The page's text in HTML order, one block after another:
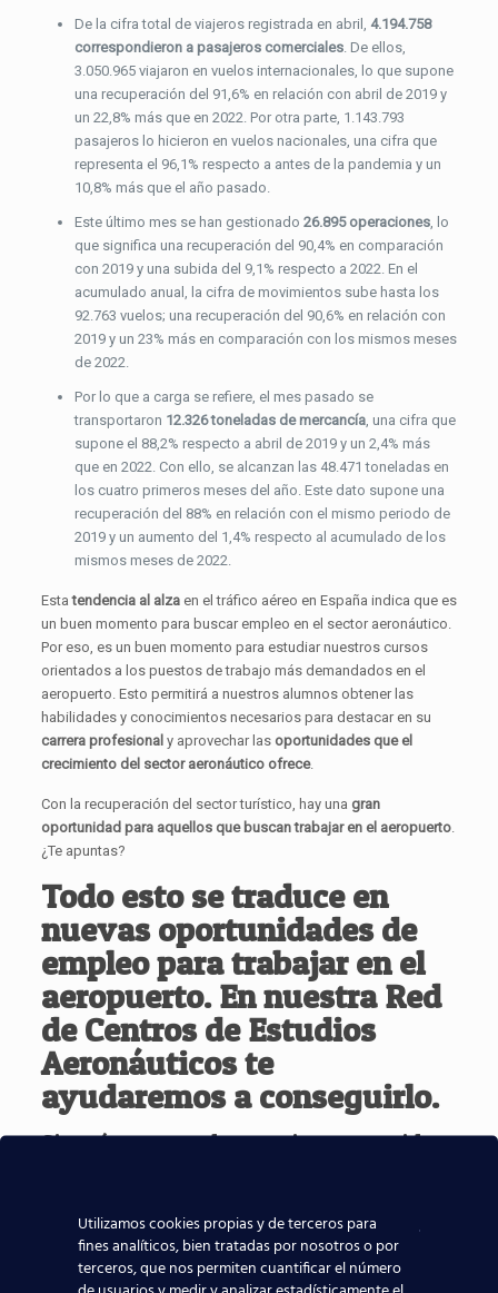
De la cifra total de viajeros registrada en abril, 4.194.758
correspondieron a pasajeros comerciales. De ellos,
3.050.965 viajaron en vuelos internacionales, lo que supone
una recuperación del 91,6% en relación con abril de 2019 y
un 22,8% más que en 2022. Por otra parte, 1.143.793
pasajeros lo hicieron en vuelos nacionales, una cifra que
representa el 96,1% respecto a antes de la pandemia y un
10,8% más que el año pasado.
Este último mes se han gestionado 26.895 operaciones, lo
que significa una recuperación del 90,4% en comparación
con 2019 y una subida del 9,1% respecto a 2022. En el
acumulado anual, la cifra de movimientos sube hasta los
92.763 vuelos; una recuperación del 90,6% en relación con
2019 y un 23% más en comparación con los mismos meses
de 2022.
Por lo que a carga se refiere, el mes pasado se
transportaron 12.326 toneladas de mercancía, una cifra que
supone el 88,2% respecto a abril de 2019 y un 2,4% más
que en 2022. Con ello, se alcanzan las 48.471 toneladas en
los cuatro primeros meses del año. Este dato supone una
recuperación del 88% en relación con el mismo periodo de
2019 y un aumento del 1,4% respecto al acumulado de los
mismos meses de 2022.
Esta tendencia al alza en el tráfico aéreo en España indica que es
un buen momento para buscar empleo en el sector aeronáutico.
Por eso, es un buen momento para estudiar nuestros cursos
orientados a los puestos de trabajo más demandados en el
aeropuerto. Esto permitirá a nuestros alumnos obtener las
habilidades y conocimientos necesarios para destacar en su
carrera profesional y aprovechar lasoportunidades que el
crecimiento del sector aeronáutico ofrece.
Con la recuperación del sector turístico, hay una gran
oportunidad para aquellos que buscan trabajar en el aeropuerto.
¿Te apuntas?
Todo esto se traduce en
nuevas oportunidades de
empleo para trabajar en el
aeropuerto. En nuestraRed
de Centros de Estudios
Aeronáuticoste
ayudaremos a conseguirlo.
Si estás pensando en orientar tu vida
Estudios Aeronáuticoses tu mejor
opción. ¿Vas a dejar volar esta
oportunidad?
Utilizamos cookies propias y de terceros para
fines analíticos, bien tratadas por nosotros o por
terceros, que nos permiten cuantificar el número